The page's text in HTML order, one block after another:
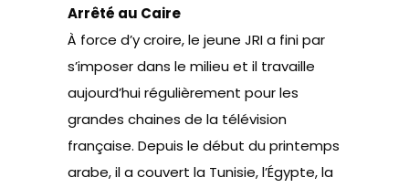
Arrêté au Caire
À force d’y croire, le jeune JRI a fini par
s’imposer dans le milieu et il travaille
aujourd’hui régulièrement pour les
grandes chaines de la télévision
française. Depuis le début du printemps
arabe, il a couvert la Tunisie, l’Égypte, la